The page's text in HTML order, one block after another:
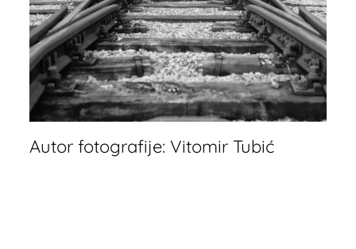
Autor fotografije: Vitomir Tubić